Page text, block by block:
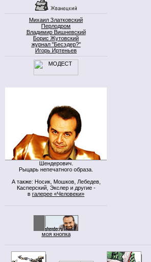
Михаил Златковский
Перлодром
Владимир Вишневский
Борис Жутовский
журнал "Бесэдер?"
Игорь Иртеньев
Шендерович.
Рыцарь непечатного образа.
А также: Носик, Мошков, Лебедев,
Касперский, Экслер и другие -
в галерее «Человеки»
моя кнопка